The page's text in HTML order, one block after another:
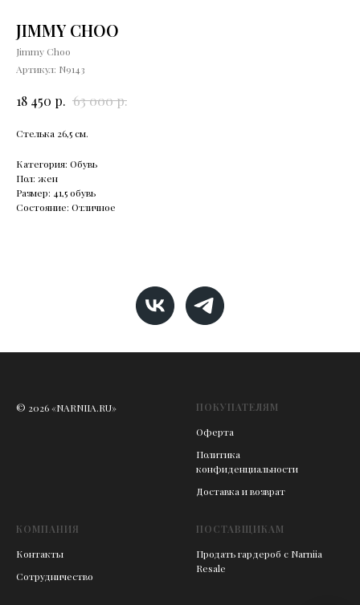
JIMMY CHOO
Jimmy Choo
Артикул: N9143
18 450 р. 63 000р.
Стелька 26,5 см.
Категория: Обувь
Пол: жен
Размер: 41,5 обувь
Состояние: Отличное
© 2026 «NARNIIA.RU»
ПОКУПАТЕЛЯМ
Оферта
Политика
конфиденциальности
Доставка и возврат
КОМПАНИЯ
Контакты
Сотрудничество
ПОСТАВЩИКАМ
Продать гардероб с Narniia
Resale